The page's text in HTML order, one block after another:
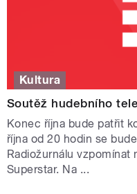
Kultura
Soutěž hudebního
Konec října bude patřit
října od 20 hodin se
Radiožurnálu vzpomínat
Superstar. Na ...